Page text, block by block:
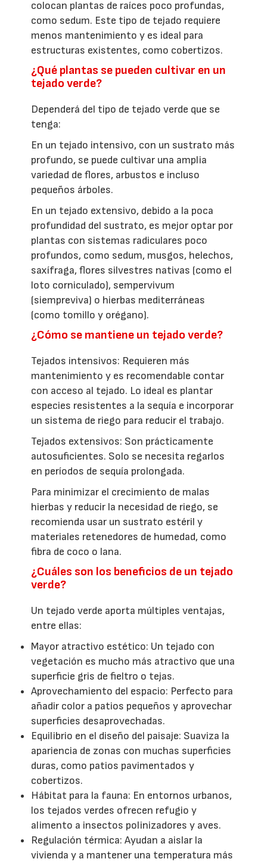
colocan plantas de raíces poco profundas,
como sedum. Este tipo de tejado requiere
menos mantenimiento y es ideal para
estructuras existentes, como cobertizos.
¿Qué plantas se pueden cultivar en un
tejado verde?
Dependerá del tipo de tejado verde que se
tenga:
En un tejado intensivo, con un sustrato más
profundo, se puede cultivar una amplia
variedad de flores, arbustos e incluso
pequeños árboles.
En un tejado extensivo, debido a la poca
profundidad del sustrato, es mejor optar por
plantas con sistemas radiculares poco
profundos, como sedum, musgos, helechos,
saxífraga, flores silvestres nativas (como el
loto corniculado), sempervivum
(siempreviva) o hierbas mediterráneas
(como tomillo y orégano).
¿Cómo se mantiene un tejado verde?
Tejados intensivos: Requieren más
mantenimiento y es recomendable contar
con acceso al tejado. Lo ideal es plantar
especies resistentes a la sequía e incorporar
un sistema de riego para reducir el trabajo.
Tejados extensivos: Son prácticamente
autosuficientes. Solo se necesita regarlos
en períodos de sequía prolongada.
Para minimizar el crecimiento de malas
hierbas y reducir la necesidad de riego, se
recomienda usar un sustrato estéril y
materiales retenedores de humedad, como
fibra de coco o lana.
¿Cuáles son los beneficios de un tejado
verde?
Un tejado verde aporta múltiples ventajas,
entre ellas:
Mayor atractivo estético: Un tejado con
vegetación es mucho más atractivo que una
superficie gris de fieltro o tejas.
Aprovechamiento del espacio: Perfecto para
añadir color a patios pequeños y aprovechar
superficies desaprovechadas.
Equilibrio en el diseño del paisaje: Suaviza la
apariencia de zonas con muchas superficies
duras, como patios pavimentados y
cobertizos.
Hábitat para la fauna: En entornos urbanos,
los tejados verdes ofrecen refugio y
alimento a insectos polinizadores y aves.
Regulación térmica: Ayudan a aislar la
vivienda y a mantener una temperatura más